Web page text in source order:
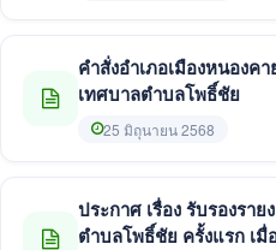
คำสั่งอำเภอเมืองหนองค
เทศบาลตำบลโพธิ์ชัย
25 มิถุนายน 2568
ประกาศ เรื่อง รับรองรา
ตำบลโพธิ์ชัย ครั้งแรก เ